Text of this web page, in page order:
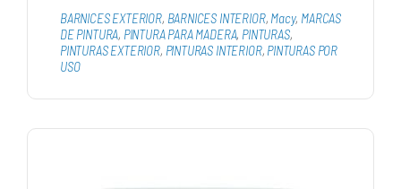
BARNICES EXTERIOR, BARNICES INTERIOR, Macy, MARCAS
DE PINTURA, PINTURA PARA MADERA, PINTURAS,
PINTURAS EXTERIOR, PINTURAS INTERIOR, PINTURAS POR
USO